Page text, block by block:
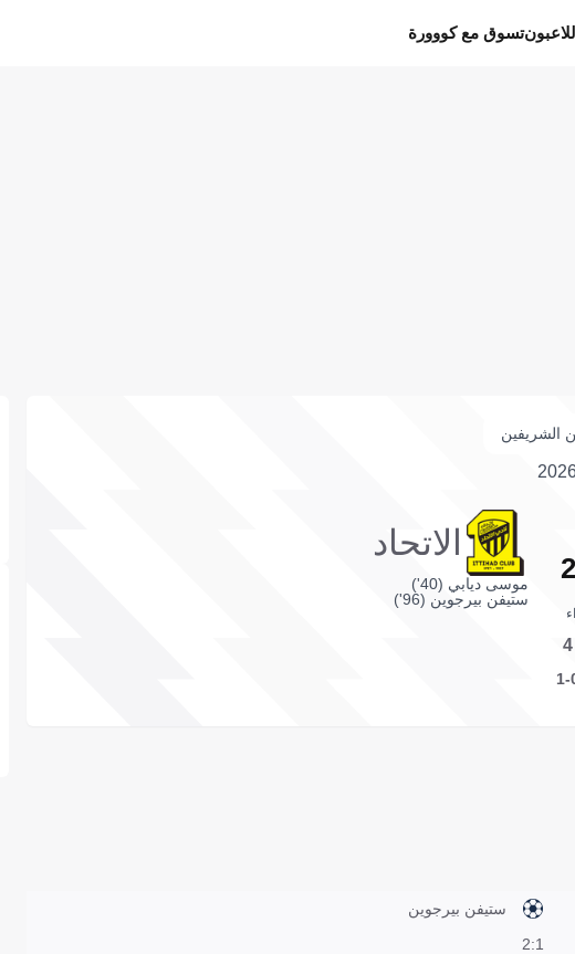
اللاعبونتسوق مع كووورة
الشريفين
2
4
الاتحاد
موسى ديابي (40')
ستيفن بيرجوين (96')
0-
1:2
ستيفن بيرجوين